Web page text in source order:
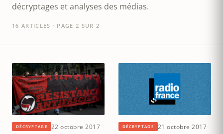
décryptages et analyses des médias.
16 ARTICLES · PAGE 2 SUR 2
DÉCRYPTAGE 22 octobre 2017 DÉCRYPTAGE 21 octobre 2017